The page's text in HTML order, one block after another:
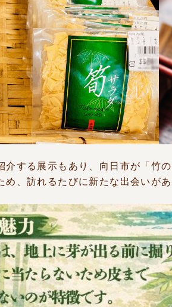
する展示もあり、向日市が「竹
、訪れるたびに新たな出会いが